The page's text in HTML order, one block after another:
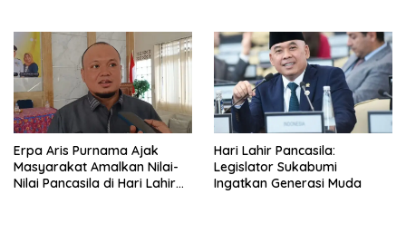
Erpa Aris Purnama Ajak
Masyarakat Amalkan Nilai-
Nilai Pancasila di Hari Lahir
Hari Lahir Pancasila:
Legislator Sukabumi
Ingatkan Generasi Muda